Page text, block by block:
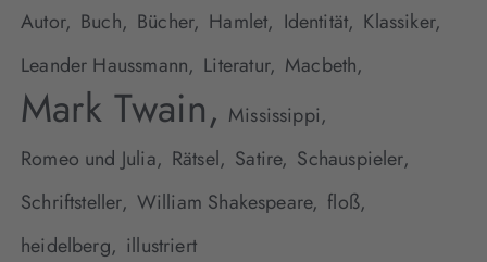
Autor, Buch, Bücher, Hamlet, Identität, Klassiker,
Leander Haussmann, Literatur, Macbeth,
Mark Twain, Mississippi,
Romeo und Julia, Rätsel, Satire, Schauspieler,
Schriftsteller, William Shakespeare, floß,
heidelberg, illustriert